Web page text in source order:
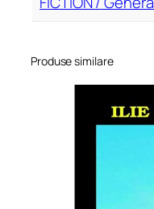
Produse similare